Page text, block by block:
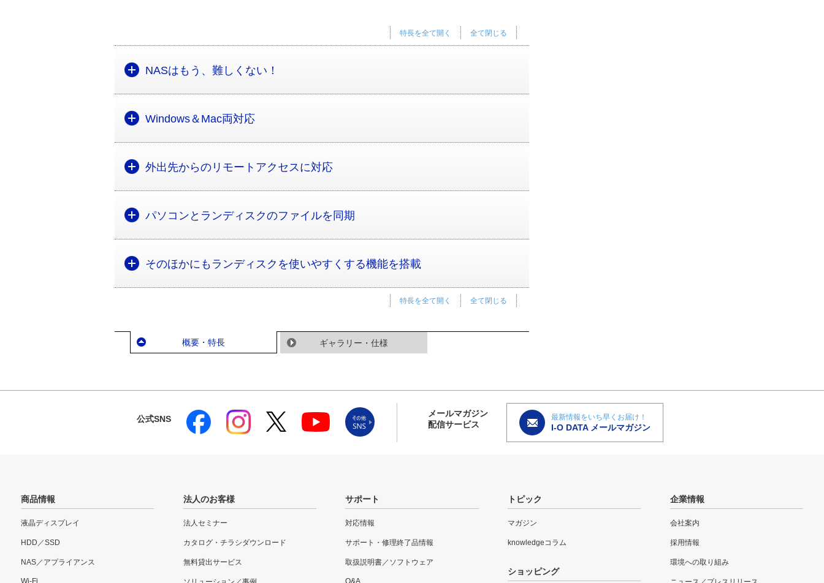
全て閉じる
特長を全て開く
NASはもう、難しくない！
Windows＆Mac両対応
外出先からのリモートアクセスに対応
パソコンとランディスクのファイルを同期
そのほかにもランディスクを使いやすくする機能を搭載
全て閉じる
特長を全て開く
概要・特長 ギャラリー・仕様
公式SNS
メールマガジン
配信サービス
最新情報をいち早くお届け！
I-O DATA メールマガジン
商品情報
液晶ディスプレイ
HDD／SSD
NAS／アプライアンス
Wi-Fi
法人のお客様
法人セミナー
カタログ・チラシダウンロード
無料貸出サービス
サポート
対応情報
サポート・修理終了品情報
取扱説明書／ソフトウェア
Q&A
トピック
マガジン
knowledgeコラム
ショッピング
企業情報
会社案内
採用情報
環境への取り組み